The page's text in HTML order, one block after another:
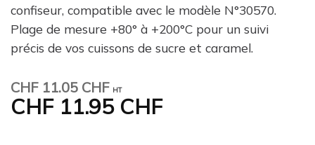
confiseur, compatible avec le modèle N°30570.
Plage de mesure +80° à +200°C pour un suivi
précis de vos cuissons de sucre et caramel.
CHF11.05 CHF HT
CHF11.95 CHF